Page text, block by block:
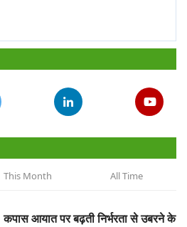
This Month All Time
कपास आयात पर बढ़ती निर्भरता से उबरने के